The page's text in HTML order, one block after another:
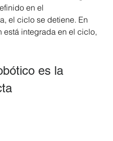
en el
el ciclo se detiene. En
está integrada en el ciclo,
es la